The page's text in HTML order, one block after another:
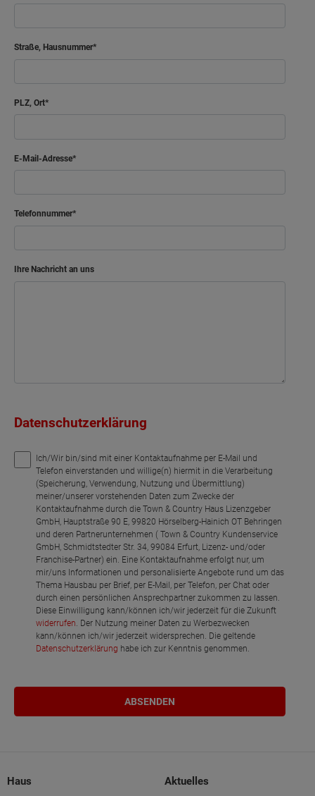
Straße, Hausnummer
PLZ, Ort
E-Mail-Adresse
Telefonnummer
Ihre Nachricht an uns
Datenschutzerklärung
Ich/Wir bin/sind mit einer Kontaktaufnahme per E-Mail und
Telefon einverstanden und willige(n) hiermit in die Verarbeitung
(Speicherung, Verwendung, Nutzung und Übermittlung)
meiner/unserer vorstehenden Daten zum Zwecke der
Kontaktaufnahme durch die Town & Country Haus Lizenzgeber
GmbH, Hauptstraße 90 E, 99820 Hörselberg-Hainich OT Behringen
und deren Partnerunternehmen ( Town & Country Kundenservice
GmbH, Schmidtstedter Str. 34, 99084 Erfurt, Lizenz- und/oder
Franchise-Partner) ein. Eine Kontaktaufnahme erfolgt nur, um
mir/uns Informationen und personalisierte Angebote rund um das
Thema Hausbau per Brief, per E-Mail, per Telefon, per Chat oder
durch einen persönlichen Ansprechpartner zukommen zu lassen.
Diese Einwilligung kann/können ich/wir jederzeit für die Zukunft
widerrufen . Der Nutzung meiner Daten zu Werbezwecken
kann/können ich/wir jederzeit widersprechen. Die geltende
Datenschutzerklärung habe ich zur Kenntnis genommen.
Haus Aktuelles